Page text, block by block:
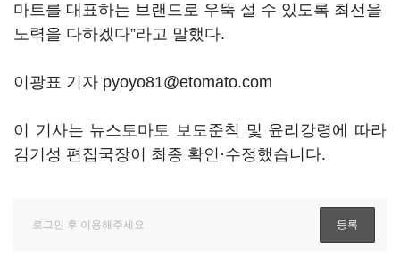
마트를 대표하는 브랜드로 우뚝 설 수 있도록 최선을
노력을 다하겠다”라고 말했다.
이광표 기자 pyoyo81@etomato.com
이 기사는 뉴스토마토 보도준칙 및 윤리강령에 따라
김기성 편집국장이 최종 확인·수정했습니다.